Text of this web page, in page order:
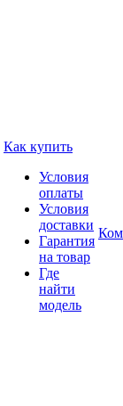
Как купить
Условия
оплаты
Условия
доставки
Гарантия
на товар
Где
найти
модель